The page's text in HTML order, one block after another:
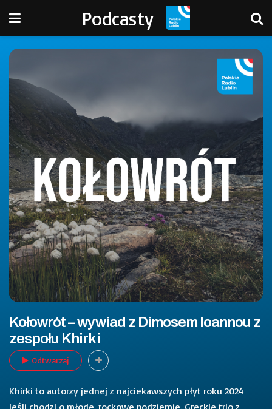
Podcasty
Kołowrót – wywiad z Dimosem Ioannou z
zespołu Khirki
Odtwarzaj
Khirki to autorzy jednej z najciekawszych płyt roku 2024
jeśli chodzi o młode, rockowe podziemie. Greckie trio z